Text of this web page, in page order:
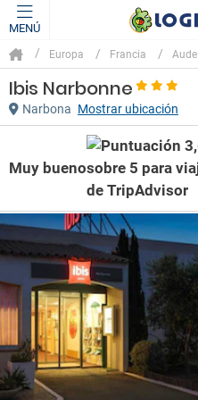
MENÚ
Europa Francia Aude
Ibis Narbonne
Narbona Mostrar ubicación
Muy bueno